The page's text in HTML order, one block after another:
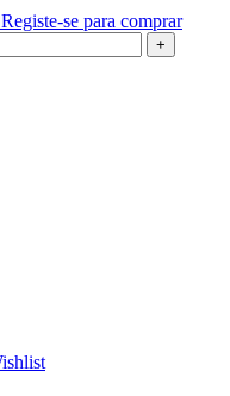
se para comprar